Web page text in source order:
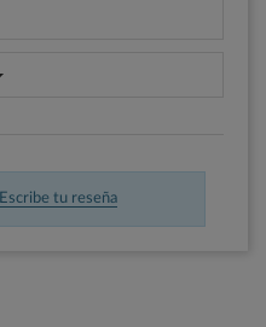
Escribe tu reseña